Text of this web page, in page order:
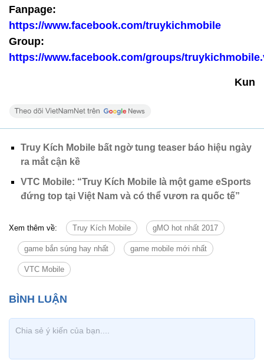
Fanpage:
https://www.facebook.com/truykichmobile
Group:
https://www.facebook.com/groups/
Kun
Truy Kích Mobile bất ngờ tung teaser báo hiệu ngày
ra mắt cận kề
VTC Mobile: “Truy Kích Mobile là một game eSports
đứng top tại Việt Nam và có thể vươn ra quốc tế”
Xem thêm về: Truy Kích Mobile gMO hot nhất 2017
game bắn súng hay nhất game mobile mới nhất
VTC Mobile